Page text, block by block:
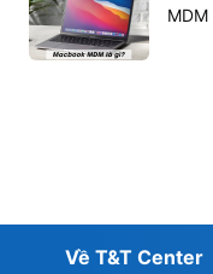
Về T&T Center